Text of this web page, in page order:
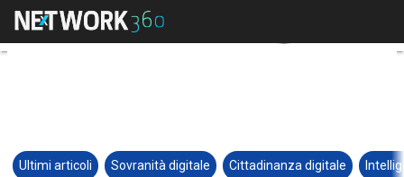
Ultimi articoli Sovranità digitale Cittadinanza digitale